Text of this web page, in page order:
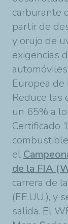
carburante
partir de
y orujo de
exigencias
Europea de
Reduce las
un 65% a
Certificado
el
de la FIA
carrera de
(EE.UU.), y
salida. El